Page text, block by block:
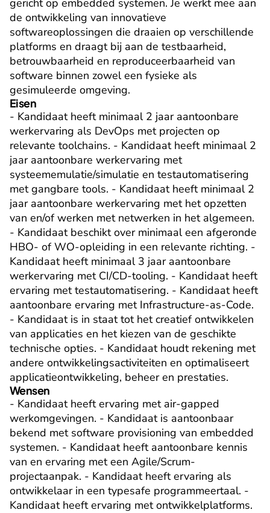
gericht op embedded systemen. Je werkt mee aan
de ontwikkeling van innovatieve
softwareoplossingen die draaien op verschillende
platforms en draagt bij aan de testbaarheid,
betrouwbaarheid en reproduceerbaarheid van
software binnen zowel een fysieke als
gesimuleerde omgeving.
Eisen
- Kandidaat heeft minimaal 2 jaar aantoonbare
werkervaring als DevOps met projecten op
relevante toolchains. - Kandidaat heeft minimaal 2
jaar aantoonbare werkervaring met
systeememulatie/simulatie en testautomatisering
met gangbare tools. - Kandidaat heeft minimaal 2
jaar aantoonbare werkervaring met het opzetten
van en/of werken met netwerken in het algemeen.
- Kandidaat beschikt over minimaal een afgeronde
HBO- of WO-opleiding in een relevante richting. -
Kandidaat heeft minimaal 3 jaar aantoonbare
werkervaring met CI/CD-tooling. - Kandidaat heeft
ervaring met testautomatisering. - Kandidaat heeft
aantoonbare ervaring met Infrastructure-as-Code.
- Kandidaat is in staat tot het creatief ontwikkelen
van applicaties en het kiezen van de geschikte
technische opties. - Kandidaat houdt rekening met
andere ontwikkelingsactiviteiten en optimaliseert
applicatieontwikkeling, beheer en prestaties.
Wensen
- Kandidaat heeft ervaring met air-gapped
werkomgevingen. - Kandidaat is aantoonbaar
bekend met software provisioning van embedded
systemen. - Kandidaat heeft aantoonbare kennis
van en ervaring met een Agile/Scrum-
projectaanpak. - Kandidaat heeft ervaring als
ontwikkelaar in een typesafe programmeertaal. -
Kandidaat heeft ervaring met ontwikkelplatforms.